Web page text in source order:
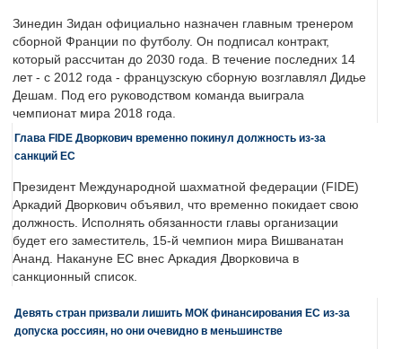
Зинедин Зидан официально назначен главным тренером
сборной Франции по футболу. Он подписал контракт,
который рассчитан до 2030 года. В течение последних 14
лет - с 2012 года - французскую сборную возглавлял Дидье
Дешам. Под его руководством команда выиграла
чемпионат мира 2018 года.
Глава FIDE Дворкович временно покинул должность из-за
санкций ЕС
Президент Международной шахматной федерации (FIDE)
Аркадий Дворкович объявил, что временно покидает свою
должность. Исполнять обязанности главы организации
будет его заместитель, 15-й чемпион мира Вишванатан
Ананд. Накануне ЕС внес Аркадия Дворковича в
санкционный список.
Девять стран призвали лишить МОК финансирования ЕС из-за
допуска россиян, но они очевидно в меньшинстве